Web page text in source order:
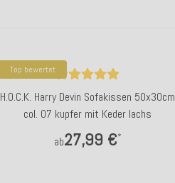
Top bewertet
H.O.C.K. Harry Devin Sofakissen 50x30cm
col. 07 kupfer mit Keder lachs
ab27,99 €*